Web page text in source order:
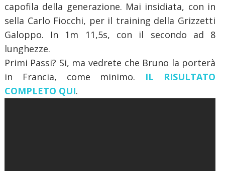
capofila della generazione. Mai insidiata, con in
sella Carlo Fiocchi, per il training della Grizzetti
Galoppo. In 1m 11,5s, con il secondo ad 8
lunghezze.
Primi Passi? Si, ma vedrete che Bruno la porterà
in Francia, come minimo. IL RISULTATO
COMPLETO QUI.